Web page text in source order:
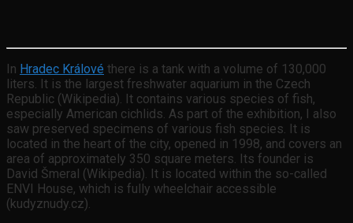
In Hradec Králové there is a tank with a volume of 130,000
liters. It is the largest freshwater aquarium in the Czech
Republic (Wikipedia). It contains various species of fish,
especially American cichlids. As part of the exhibition, I also
saw preserved specimens of various fish species. It is
located in the heart of the city, opened in 1998, and covers an
area of approximately 350 square meters. Its founder is
David Šmeral (Wikipedia). It is located within the so-called
ENVI House, which is fully wheelchair accessible
(kudyznudy.cz).